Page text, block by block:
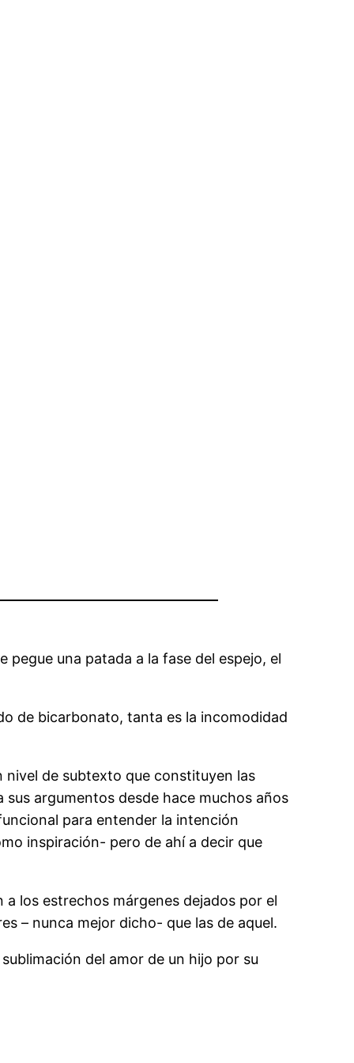
una patada a la fase del espejo, el
de bicarbonato, tanta es la incomodidad
de subtexto que constituyen las
argumentos desde hace muchos años
para entender la intención
inspiración- pero de ahí a decir que
los estrechos márgenes dejados por el
– nunca mejor dicho- que las de aquel.
del amor de un hijo por su